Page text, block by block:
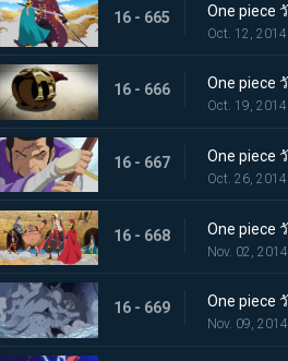
16 - 665
Oct. 12, 2014
16 - 666
Oct. 19, 2014
16 - 667
Oct. 26, 2014
16 - 668
Nov. 02, 2014
16 - 669
Nov. 09, 2014